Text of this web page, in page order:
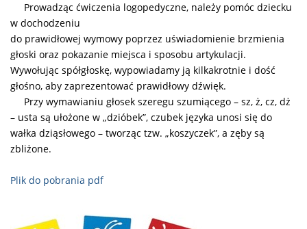
Prowadząc ćwiczenia logopedyczne, należy pomóc dziecku
w dochodzeniu
do prawidłowej wymowy poprzez uświadomienie brzmienia
głoski oraz pokazanie miejsca i sposobu artykulacji.
Wywołując spółgłoskę, wypowiadamy ją kilkakrotnie i dość
głośno, aby zaprezentować prawidłowy dźwięk.
Przy wymawianiu głosek szeregu szumiącego – sz, ż, cz, dż
– usta są ułożone w „dzióbek”, czubek języka unosi się do
wałka dziąsłowego – tworząc tzw. „koszyczek”, a zęby są
zbliżone.
Plik do pobrania pdf